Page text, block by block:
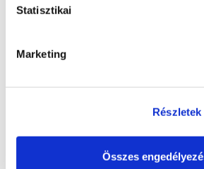
Statisztikai
Marketing
Összes